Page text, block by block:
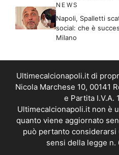
NEWS
Napoli, Spalletti
social: che è
Milano
Ultimecalcionapoli.it di
Nicola Marchese 10, 00141
e Partita I.V.A.
Ultimecalcionapoli.it non è
quanto viene aggiornato
può pertanto
sensi della legge n.